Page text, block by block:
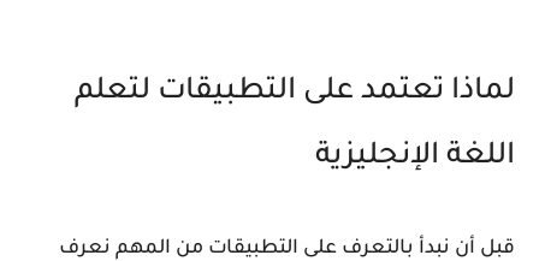
لماذا تعتمد على التطبيقات لتعلم
اللغة الإنجليزية
قبل أن نبدأ بالتعرف على التطبيقات من المهم نعرف